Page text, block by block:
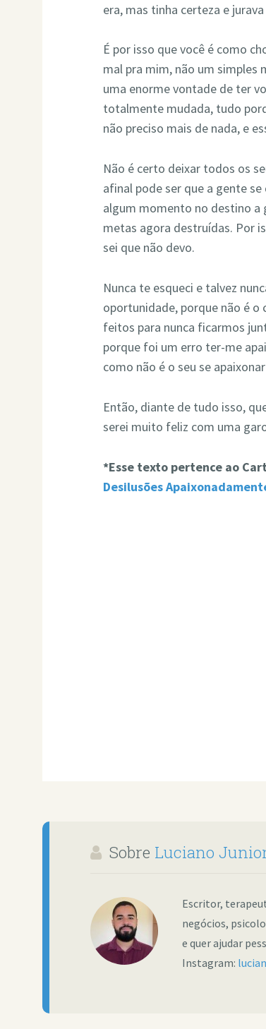
era, mas tinha certeza e
É por isso que você é como
mal pra mim, não um simples
uma enorme vontade de ter
totalmente mudada, tudo
não preciso mais de nada, e
Não é certo deixar todos os
afinal pode ser que a gente
algum momento no destino a
metas agora destruídas. Por
sei que não devo.
Nunca te esqueci e talvez
oportunidade, porque não é o
feitos para nunca ficarmos
porque foi um erro ter-me
como não é o seu se
Então, diante de tudo isso,
serei muito feliz com uma
*Esse texto pertence ao
Desilusões
Sobre Luciano
Escritor,
negócios,
e quer ajudar
Instagram: